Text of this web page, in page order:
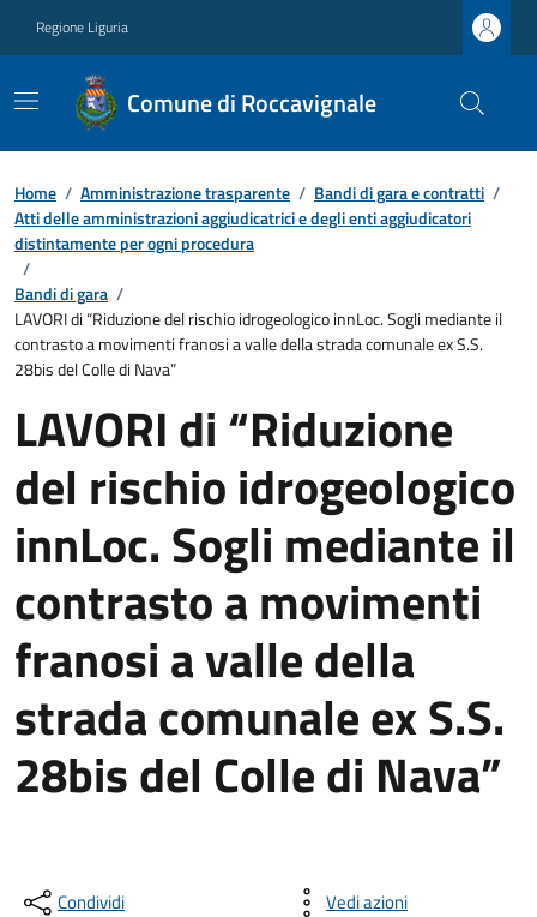
Regione Liguria
Comune di Roccavignale
Home / Amministrazione trasparente / Bandi di gara e contratti /
Atti delle amministrazioni aggiudicatrici e degli enti aggiudicatori
distintamente per ogni procedura
/
Bandi di gara /
LAVORI di “Riduzione del rischio idrogeologico innLoc. Sogli mediante il
contrasto a movimenti franosi a valle della strada comunale ex S.S.
28bis del Colle di Nava”
LAVORI di “Riduzione
del rischio idrogeologico
innLoc. Sogli mediante il
contrasto a movimenti
franosi a valle della
strada comunale ex S.S.
28bis del Colle di Nava”
Condividi Vedi azioni